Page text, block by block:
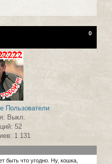
0
Пользователи
Выкл.
52
1 131
быть что угодно. Ну, кошка,